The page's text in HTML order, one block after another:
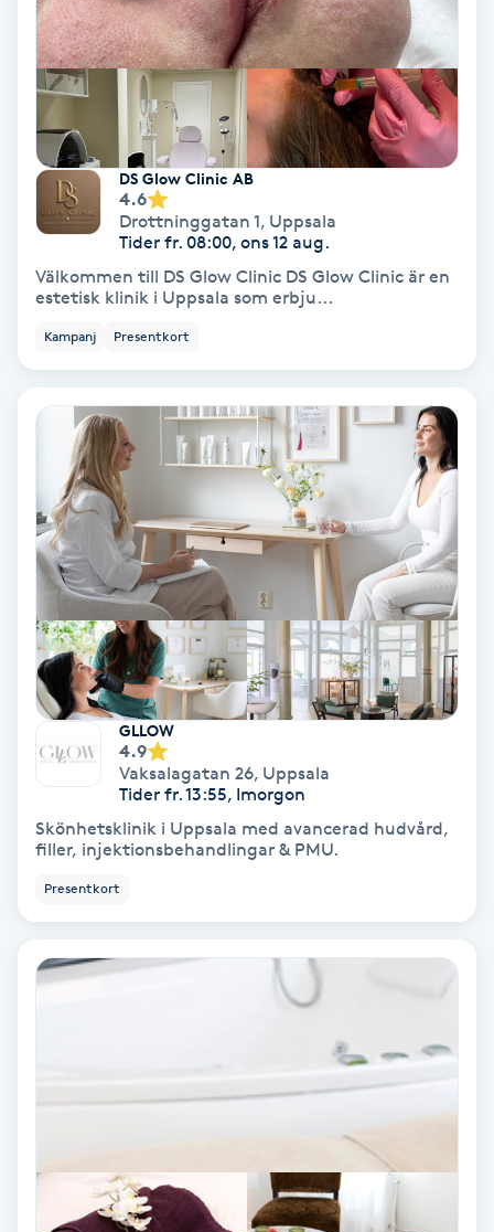
Gua Sha-massage
Hatha Yoga
Headspa
Hollywood Peel
Hot Stone Massage
Hot yoga
Hudföryngring
Huduppstramning
Hudvård
Hyaluronsyra
Hyperhidros
DS Glow Clinic AB
4.6
Drottninggatan 1, Uppsala
Tider fr. 08:00, ons 12 aug.
Välkommen till DS Glow Clinic DS Glow Clinic är en
estetisk klinik i Uppsala som erbju...
Kampanj Presentkort
GLLOW
4.9
Vaksalagatan 26, Uppsala
Tider fr. 13:55, Imorgon
Skönhetsklinik i Uppsala med avancerad hudvård,
filler, injektionsbehandlingar & PMU.
Presentkort